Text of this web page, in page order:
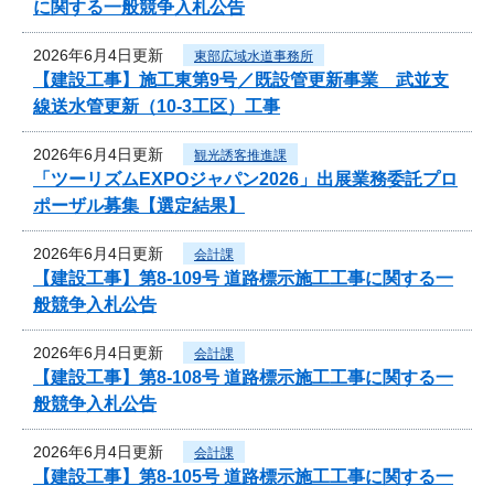
に関する一般競争入札公告
2026年6月4日更新 東部広域水道事務所
【建設工事】施工東第9号／既設管更新事業 武並支
線送水管更新（10-3工区）工事
2026年6月4日更新 観光誘客推進課
「ツーリズムEXPOジャパン2026」出展業務委託プロ
ポーザル募集【選定結果】
2026年6月4日更新 会計課
【建設工事】第8-109号 道路標示施工工事に関する一
般競争入札公告
2026年6月4日更新 会計課
【建設工事】第8-108号 道路標示施工工事に関する一
般競争入札公告
2026年6月4日更新 会計課
【建設工事】第8-105号 道路標示施工工事に関する一